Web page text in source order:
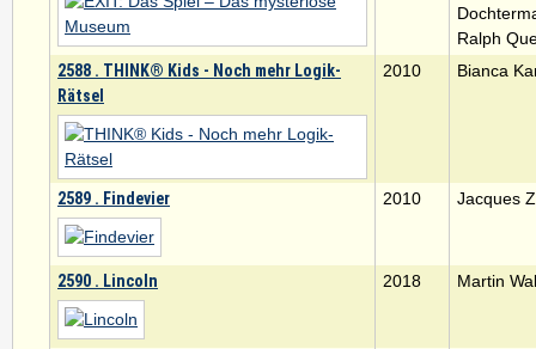
Ralph
2588 . THINK® Kids - Noch mehr Logik-
Rätsel
2010 Bianca
2589 . Findevier 2010 Jacques
2590 . Lincoln 2018 Martin